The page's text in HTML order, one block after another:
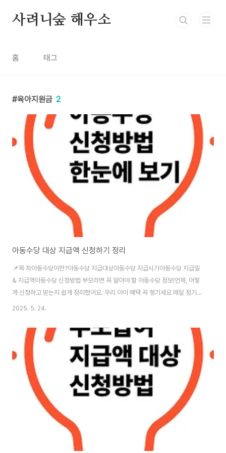
사려니숲 해우소
홈 태그
육아지원금 2
아동수당 대상 지급액 신청하기 정리
📌목 차아동수당이란?아동수당 지급대상아동수당 지급시기아동수당 지급일
& 지급액아동수당 신청방법 부모라면 꼭 알아야 할 아동수당 정보!언제, 어떻
게 신청하고 받는지 쉽게 정리했어요. 우리 아이 혜택 꼭 챙기세요.매달 정기적
으로 지급되는 아동수당은 양육에 실질적인 도움이 되며, 간단한 신청만으로
동의 건강한 성장과 복지 증진을 위해 만 8세 미만(만 7세까지) 아동에게 매월
일정 금액을 현금으로 지급하는 국가 복지 제도입니다.2018년 9월 처음 시행
된 이후, 소득·재산에 관계없이 일정 연령 이하의 아동이면 누구나 받을 수 있는
보편적 복지 혜택으로 자리 잡았습니다.▲ 출처:복지로 캡쳐아동수당 지급대
상2025년 기준, 아..
2025. 5. 24.